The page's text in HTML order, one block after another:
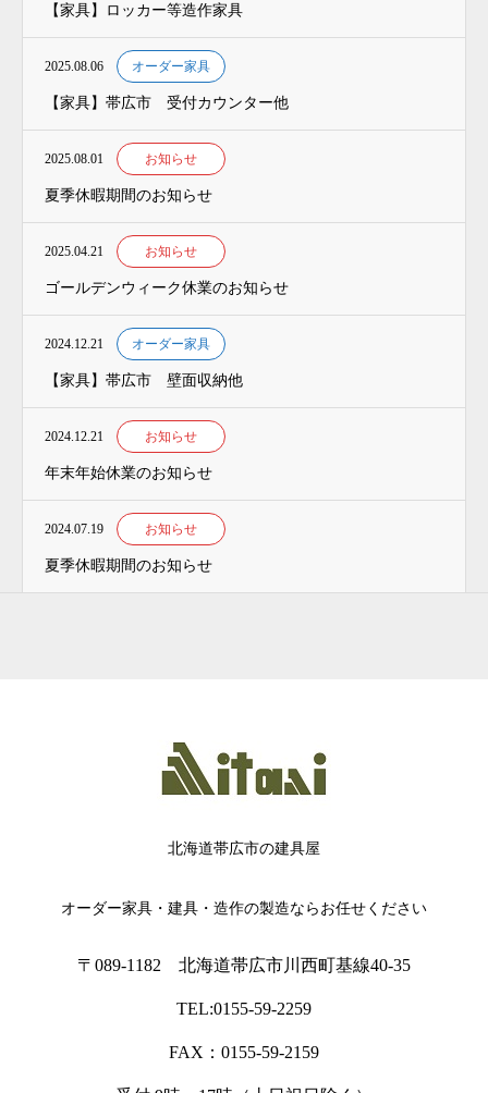
【家具】ロッカー等造作家具
2025.08.06 オーダー家具
【家具】帯広市 受付カウンター他
2025.08.01 お知らせ
夏季休暇期間のお知らせ
2025.04.21 お知らせ
ゴールデンウィーク休業のお知らせ
2024.12.21 オーダー家具
【家具】帯広市 壁面収納他
2024.12.21 お知らせ
年末年始休業のお知らせ
2024.07.19 お知らせ
夏季休暇期間のお知らせ
北海道帯広市の建具屋
オーダー家具・建具・造作の製造ならお任せください
〒089-1182 北海道帯広市川西町基線40-35
TEL:0155-59-2259
FAX：0155-59-2159